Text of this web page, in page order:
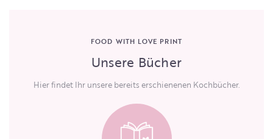
FOOD WITH LOVE PRINT
Unsere Bücher
Hier findet Ihr unsere bereits erschienenen Kochbücher.